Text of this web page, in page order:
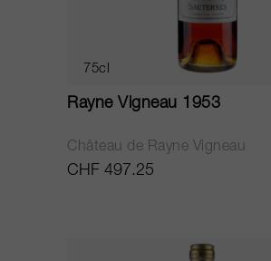
75cl
Rayne Vigneau 1953
Château de Rayne Vigneau
CHF 497.25